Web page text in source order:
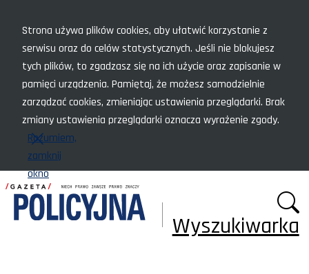
Strona używa plików cookies, aby ułatwić korzystanie z
serwisu oraz do celów statystycznych. Jeśli nie blokujesz
tych plików, to zgadzasz się na ich użycie oraz zapisanie w
pamięci urządzenia. Pamiętaj, że możesz samodzielnie
zarządzać cookies, zmieniając ustawienia przeglądarki. Brak
zmiany ustawienia przeglądarki oznacza wyrażenie zgody.
Rozumiem,
zamknij
okno
Wyszukiwarka